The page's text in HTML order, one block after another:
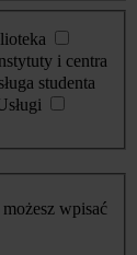
i centra
studenta
możesz wpisać